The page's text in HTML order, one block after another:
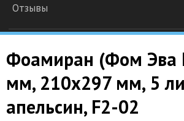
Отзывы
Фоамиран (Фом Эва
мм, 210х297 мм, 5
апельсин, F2-02